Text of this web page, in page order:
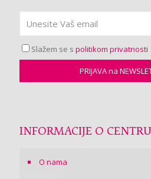
Slažem se s politikom privatnosti
INFORMACIJE O CENTRU
O nama